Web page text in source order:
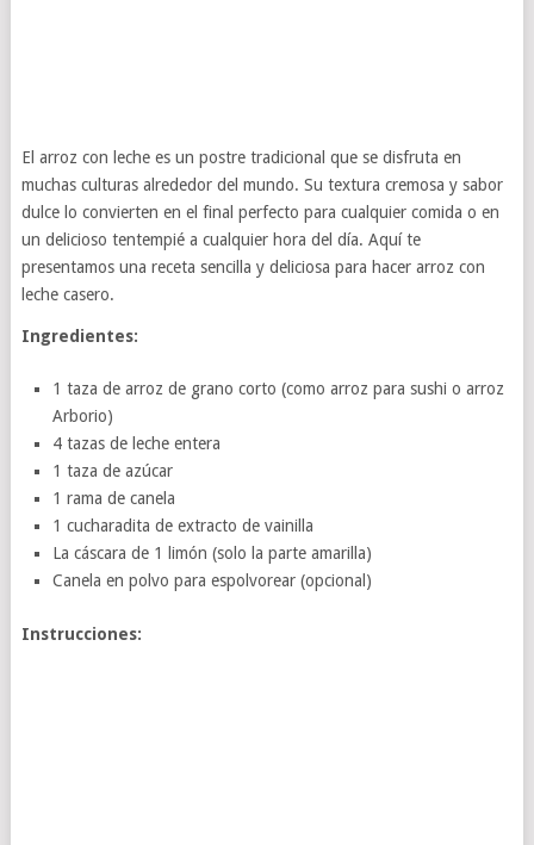
El arroz con leche es un postre tradicional que se disfruta en
muchas culturas alrededor del mundo. Su textura cremosa y sabor
dulce lo convierten en el final perfecto para cualquier comida o en
un delicioso tentempié a cualquier hora del día. Aquí te
presentamos una receta sencilla y deliciosa para hacer arroz con
leche casero.
Ingredientes:
1 taza de arroz de grano corto (como arroz para sushi o arroz
Arborio)
4 tazas de leche entera
1 taza de azúcar
1 rama de canela
1 cucharadita de extracto de vainilla
La cáscara de 1 limón (solo la parte amarilla)
Canela en polvo para espolvorear (opcional)
Instrucciones: